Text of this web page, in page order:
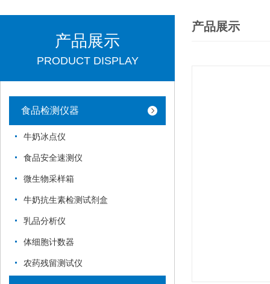
产品展示
PRODUCT DISPLAY
食品检测仪器
牛奶冰点仪
食品安全速测仪
微生物采样箱
牛奶抗生素检测试剂盒
乳品分析仪
体细胞计数器
农药残留测试仪
产品展示